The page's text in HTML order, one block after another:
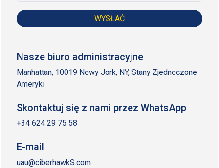
WYSŁAĆ
Nasze biuro administracyjne
Manhattan, 10019 Nowy Jork, NY, Stany Zjednoczone
Ameryki
Skontaktuj się z nami przez WhatsApp
+34 624 29 75 58
E-mail
uau@ciberhawkS.com